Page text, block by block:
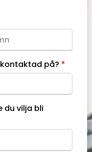
på?
du vilja bli